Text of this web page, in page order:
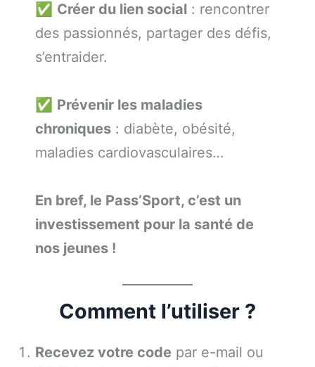
✅ Créer du lien social : rencontrer
des passionnés, partager des défis,
s’entraider.
✅ Prévenir les maladies
chroniques : diabète, obésité,
maladies cardiovasculaires…
En bref, le Pass’Sport, c’est un
investissement pour la santé de
nos jeunes !
Comment l’utiliser ?
Recevez votre code par e-mail ou